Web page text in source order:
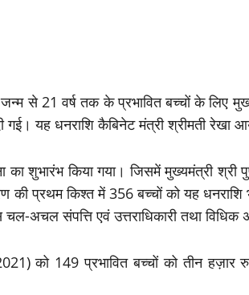
जन्म से 21 वर्ष तक के प्रभावित बच्चों के लिए
यह धनराशि कैबिनेट मंत्री श्रीमती रेखा
शुभारंभ किया गया। जिसमें मुख्यमंत्री श्री
प्रथम किश्त में 356 बच्चों को यह
अचल संपत्ति एवं उत्तराधिकारी तथा विधिक
को 149 प्रभावित बच्चों को तीन हज़ार